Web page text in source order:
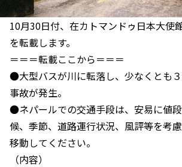
10月30日付、在カトマンドゥ日本大使
を転載します。
＝＝＝転載ここから＝＝＝
●大型バスが川に転落し、少なくとも
事故が発生。
●ネパールでの交通手段は、安易に値
候、季節、道路運行状況、風評等を考
移動してください。
（内容）